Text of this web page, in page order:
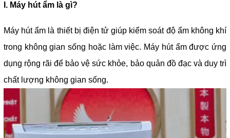
I. Máy hút ẩm là gì?
Máy hút ẩm là thiết bị điện tử giúp kiểm soát độ ẩm không khí
trong không gian sống hoặc làm việc. Máy hút ẩm được ứng
dụng rộng rãi để bảo vệ sức khỏe, bảo quản đồ đạc và duy trì
chất lượng không gian sống.